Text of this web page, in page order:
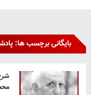
بایگانی برچسب ها: